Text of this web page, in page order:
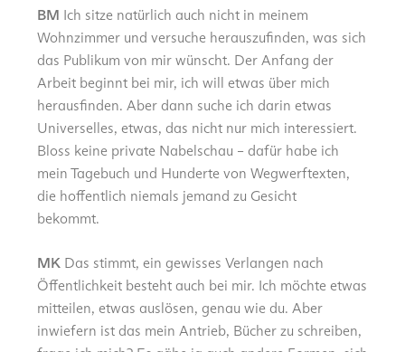
BM Ich sitze natürlich auch nicht in meinem
Wohnzimmer und versuche herauszufinden, was sich
das Publikum von mir wünscht. Der Anfang der
Arbeit beginnt bei mir, ich will etwas über mich
herausfinden. Aber dann suche ich darin etwas
Universelles, etwas, das nicht nur mich interessiert.
Bloss keine private Nabelschau – dafür habe ich
mein Tagebuch und Hunderte von Wegwerftexten,
die hoffentlich niemals jemand zu Gesicht
bekommt.
MK Das stimmt, ein gewisses Verlangen nach
Öffentlichkeit besteht auch bei mir. Ich möchte etwas
mitteilen, etwas auslösen, genau wie du. Aber
inwiefern ist das mein Antrieb, Bücher zu schreiben,